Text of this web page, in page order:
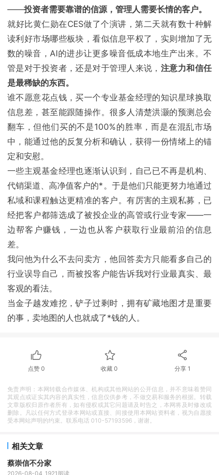
——投资者需要靠谱的信源，管理人需要长情的客户。
就好比黄仁勋在CES做了个演讲，第二天就有数十种解
读利好市场哪些板块，看似信息平权了，实则增加了无
数的噪音，AI的进步让更多噪音低成本地生产出来。不
管是对于投资者，还是对于管理人来说， 注意力和信任
是最稀缺的东西。
谁不愿意花点钱，买一个专业基金经理的知识星球换取
信息差，甚至能跟随操作。很多人清楚洪灏的预测总会
翻车，但他们买的不是100%的胜率，而是在混乱市场
中，能通过他的反复分析和确认，获得一份情绪上的锚
定和安慰。
一些主观基金经理也逐渐认识到，自己已不再是机构、
代销渠道、高净值客户的*。于是他们只能更努力地通过
私域和课程触达更精准的客户。有厉害的主观私募，已
经把客户都筛选成了被投企业的高管或行业专家——一
边帮客户赚钱，一边也从客户获取行业最前沿的信息
差。
我问他为什么不去问卖方，他回答卖方只能看多自己的
行业误导自己，而被投客户能告诉我对行业最真实、最
客观的看法。
当金子越发难挖，铲子过剩时，拥有矿藏地图才是重要
的事，卖地图的人也就成了*钱的人。
点赞0 收藏0 分享 1
免责声明：本网转载合作媒体、机构或其他网站的公开信息，并不意味着赞同
其观点或证实其内容的真实性，信息仅供参考，不做交易和服务的根据。转载
文章版权归原作者所有，如有侵权或其它问题请及时告之，本网将及时修改或
删除。凡以任何方式登录本网站或直接、间接使用本网站资料者，视为自愿接
受本网站声明的约束。联系电话 010-57193596，谢谢。
相关文章
蔡崇信不分家
2026-08-04 1921阅读